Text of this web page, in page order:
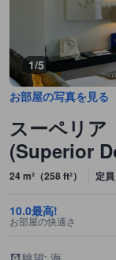
1/5
お部屋の写真を見る
スーペリ
(Superior
24 m²（258 ft²） 定
10.0最高!
お部屋の快適さ